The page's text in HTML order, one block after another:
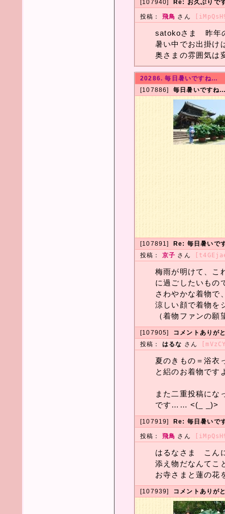
[107940] Re: お久ぶりで
投稿： 飛鳥 さん
satokoさま 昨年
暑い中でお出掛け
奥さまの雰囲気は
20286. 毎日暑いですね…
[107886] 毎日暑いですね
[107891]
Re: 毎日暑いで
投稿： 京子 さん
梅雨が明けて、こ
に過ごしたいもの
さわやかな着物で
涼しい顔で着物を
（着物ファンの
[107905] コメントありが
投稿： はるな さん
夏のきもの＝浴
と絽のお着物です
また二重投稿に
です…… <(_ _)>
[107919] Re: 毎日暑いで
投稿： 飛鳥 さん
はるなさま こん
添え物だなんてこ
お寺さまと蓮の花
[107939] コメントありが